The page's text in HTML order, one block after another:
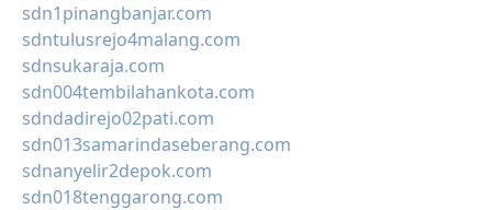
sdn1pinangbanjar.com
sdntulusrejo4malang.com
sdnsukaraja.com
sdn004tembilahankota.com
sdndadirejo02pati.com
sdn013samarindaseberang.com
sdnanyelir2depok.com
sdn018tenggarong.com